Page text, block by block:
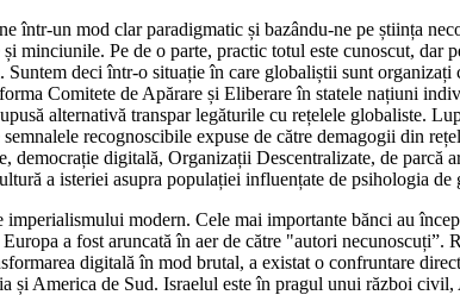
într-un mod clar paradigmatic și bazându-ne pe știința
minciunile. Pe de o parte, practic totul este cunoscut,
deci într-o situație în care globaliștii sunt
Comitete de Apărare și Eliberare în statele națiuni
alternativă transpar legăturile cu rețelele globaliste.
recognoscibile expuse de către demagogii din
digitală, Organizații Descentralizate, de parcă
a isteriei asupra populației influențate de psihologia de
modern. Cele mai importante bănci au
a fost aruncată în aer de către "autori necunoscuți”.
digitală în mod brutal, a existat o confruntare
America de Sud. Israelul este în pragul unui război civil,